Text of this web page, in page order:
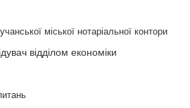
міської нотаріальної контори
відділом економіки